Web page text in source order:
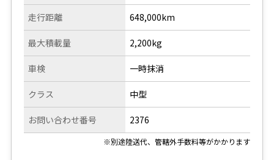
走行距離 648,000km
最大積載量
車検
クラス
お問い合わせ番号
2,200kg
一時抹消
中型
2376
※別途陸送代、管轄外手数料等がかかります